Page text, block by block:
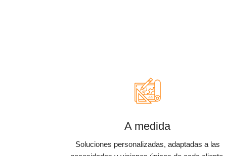
A medida
Soluciones personalizadas, adaptadas a las